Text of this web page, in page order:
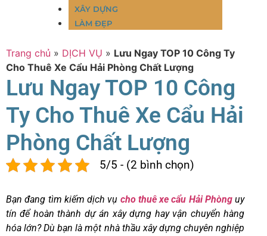
XÂY DỰNG
LÀM ĐẸP
Trang chủ » DỊCH VỤ » Lưu Ngay TOP 10 Công Ty
Cho Thuê Xe Cẩu Hải Phòng Chất Lượng
Lưu Ngay TOP 10 Công
Ty Cho Thuê Xe Cẩu Hải
Phòng Chất Lượng
5/5 - (2 bình chọn)
Bạn đang tìm kiếm dịch vụ cho thuê xe cẩu Hải Phònguy
tín để hoàn thành dự án xây dựng hay vận chuyển hàng
hóa lớn? Dù bạn là một nhà thầu xây dựng chuyên nghiệp